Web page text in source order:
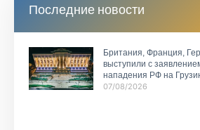
Последние новости
Британия, Франция,
выступили с
нападения РФ на
07/08/2026